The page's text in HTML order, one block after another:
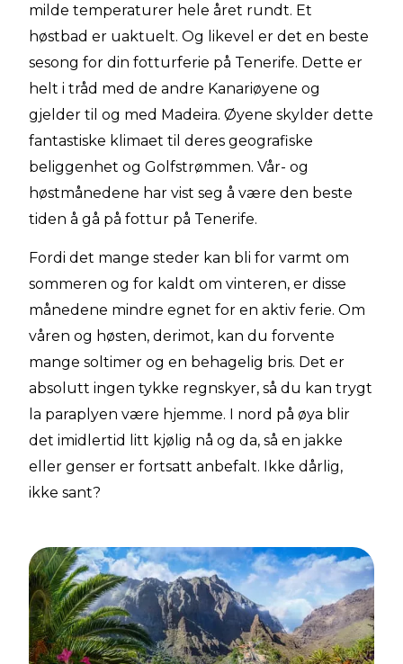
milde temperaturer hele året rundt. Et
høstbad er uaktuelt. Og likevel er det en beste
sesong for din fotturferie på Tenerife. Dette er
helt i tråd med de andre Kanariøyene og
gjelder til og med Madeira. Øyene skylder dette
fantastiske klimaet til deres geografiske
beliggenhet og Golfstrømmen. Vår- og
høstmånedene har vist seg å være den beste
tiden å gå på fottur på Tenerife.
Fordi det mange steder kan bli for varmt om
sommeren og for kaldt om vinteren, er disse
månedene mindre egnet for en aktiv ferie. Om
våren og høsten, derimot, kan du forvente
mange soltimer og en behagelig bris. Det er
absolutt ingen tykke regnskyer, så du kan trygt
la paraplyen være hjemme. I nord på øya blir
det imidlertid litt kjølig nå og da, så en jakke
eller genser er fortsatt anbefalt. Ikke dårlig,
ikke sant?